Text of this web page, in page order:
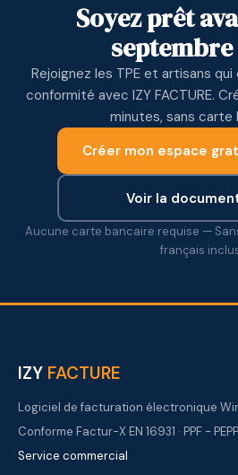
Soyez prêt
septembre
Rejoignez les TPE et artisans
conformité avec IZY FACTURE.
minutes, sans carte
Créer mon espace
Voir la
Aucune carte bancaire requise —
français
IZY FACTURE
Logiciel de facturation électronique
Conforme Factur-X EN 16931 · PPF -
Service commercial